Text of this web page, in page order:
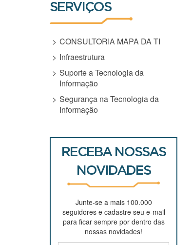
SERVIÇOS
CONSULTORIA MAPA DA TI
Infraestrutura
Suporte a Tecnologia da
Informação
Segurança na Tecnologia da
Informação
RECEBA NOSSAS
NOVIDADES
Junte-se a mais 100.000
seguidores e cadastre seu e-mail
para ficar sempre por dentro das
nossas novidades!